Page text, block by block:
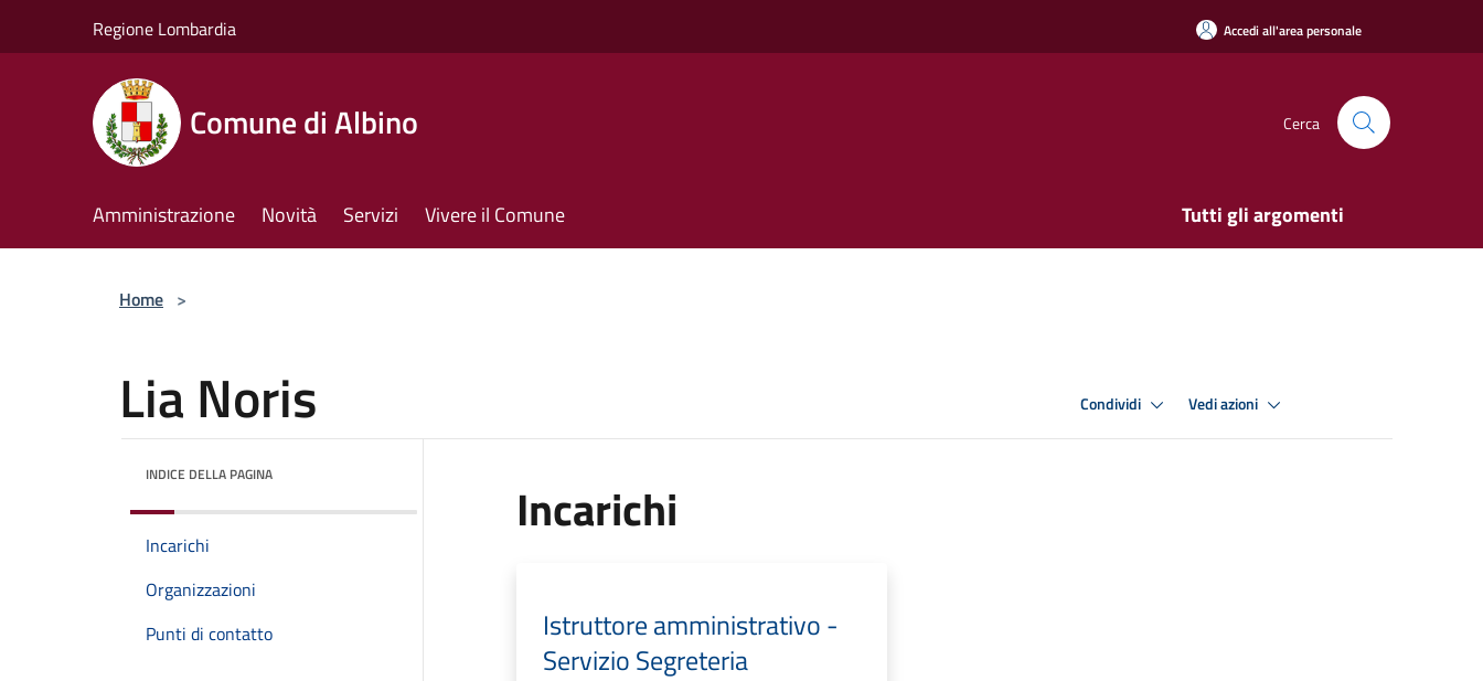
Regione Lombardia Accedi all'area personale
Comune di Albino Cerca
Amministrazione Novità Servizi Vivere il Comune Tutti gli argomenti
Home >
Lia Noris Condividi Vedi azioni
INDICE DELLA PAGINA
Incarichi
Organizzazioni
Punti di contatto
Incarichi
Istruttore amministrativo -
Servizio Segreteria